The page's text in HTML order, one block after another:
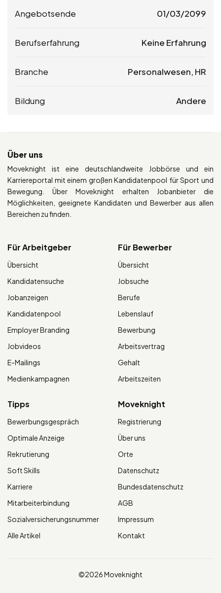
Angebotsende 01/03/2099
Berufserfahrung Keine Erfahrung
Branche Personalwesen, HR
Bildung Andere
Über uns
Moveknight ist eine deutschlandweite Jobbörse und ein
Karriereportal mit einem großen Kandidatenpool für Sport und
Bewegung. Über Moveknight erhalten Jobanbieter die
Möglichkeiten, geeignete Kandidaten und Bewerber aus allen
Bereichen zu finden.
Für Arbeitgeber
Übersicht
Kandidatensuche
Jobanzeigen
Kandidatenpool
Employer Branding
Jobvideos
E-Mailings
Medienkampagnen
Für Bewerber
Übersicht
Jobsuche
Berufe
Lebenslauf
Bewerbung
Arbeitsvertrag
Gehalt
Arbeitszeiten
Tipps
Bewerbungsgespräch
Optimale Anzeige
Rekrutierung
Soft Skills
Karriere
Mitarbeiterbindung
Sozialversicherungsnummer
Alle Artikel
Moveknight
Registrierung
Über uns
Orte
Datenschutz
Bundesdatenschutz
AGB
Impressum
Kontakt
©2026 Moveknight